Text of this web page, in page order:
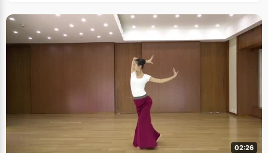
02:26